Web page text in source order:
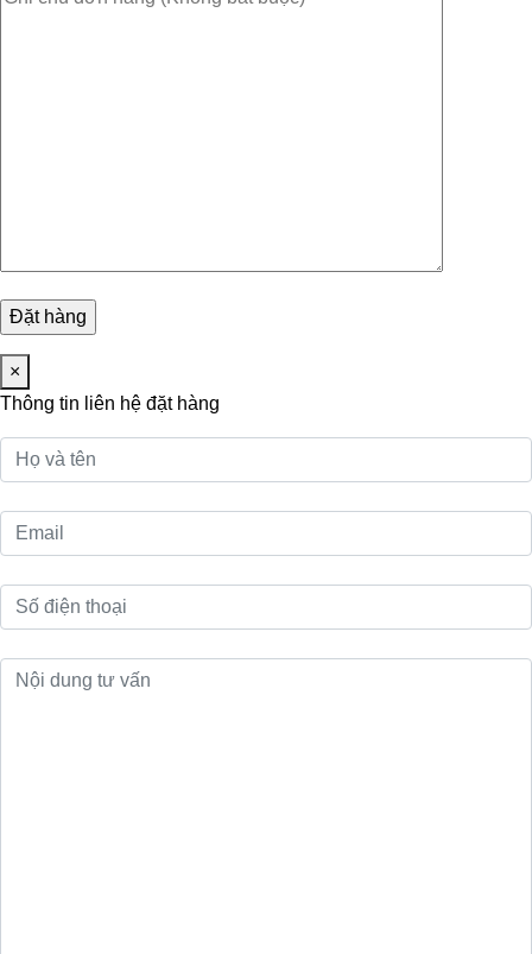
×
Thông tin liên hệ đặt hàng